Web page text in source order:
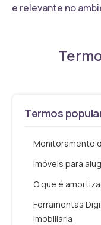
e relevante no
Termos
Monitoramento
Imóveis para
O que é
Ferramentas
Imobiliária